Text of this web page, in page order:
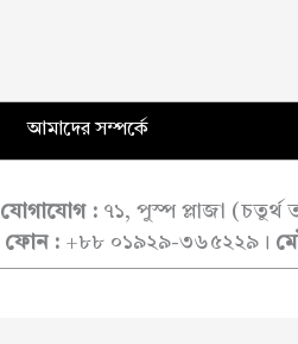
আমাদের সম্পর্কে
যোগাযোগ : ৭১, পুস্প প্লাজা (চতুর্থ
ফোন :+৮৮ ০১৯২৯-৩৬৫২২৯।